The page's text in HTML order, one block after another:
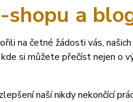
a
na četné žádosti vás,
kde si můžete přečíst nejen o
naší nikdy nekončící